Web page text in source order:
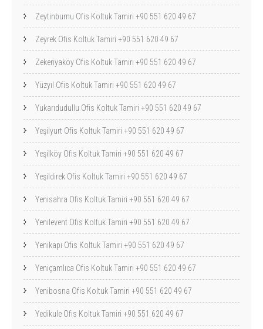
Zeytinburnu Ofis Koltuk Tamiri +90 551 620 49 67
Zeyrek Ofis Koltuk Tamiri +90 551 620 49 67
Zekeriyaköy Ofis Koltuk Tamiri +90 551 620 49 67
Yüzyıl Ofis Koltuk Tamiri +90 551 620 49 67
Yukarıdudullu Ofis Koltuk Tamiri +90 551 620 49 67
Yeşilyurt Ofis Koltuk Tamiri +90 551 620 49 67
Yeşilköy Ofis Koltuk Tamiri +90 551 620 49 67
Yeşildirek Ofis Koltuk Tamiri +90 551 620 49 67
Yenisahra Ofis Koltuk Tamiri +90 551 620 49 67
Yenilevent Ofis Koltuk Tamiri +90 551 620 49 67
Yenikapı Ofis Koltuk Tamiri +90 551 620 49 67
Yeniçamlıca Ofis Koltuk Tamiri +90 551 620 49 67
Yenibosna Ofis Koltuk Tamiri +90 551 620 49 67
Yedikule Ofis Koltuk Tamiri +90 551 620 49 67